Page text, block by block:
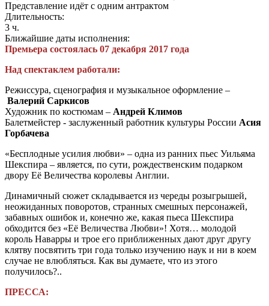
Представление идёт с одним антрактом
Длительность:
3 ч.
Ближайшие даты исполнения:
Премьера состоялась 07 декабря 2017 года
Над спектаклем работали:
Режиссура, сценография и музыкальное оформление –
Валерий Саркисов
Художник по костюмам – Андрей Климов
Балетмейстер - заслуженный работник культуры России Асия
Горбачева
«Бесплодные усилия любви» – одна из ранних пьес Уильяма
Шекспира – является, по сути, рождественским подарком
двору Её Величества королевы Англии.
Динамичный сюжет складывается из череды розыгрышей,
неожиданных поворотов, странных смешных персонажей,
забавных ошибок и, конечно же, какая пьеса Шекспира
обходится без «Её Величества Любви»! Хотя… молодой
король Наварры и трое его приближенных дают друг другу
клятву посвятить три года только изучению наук и ни в коем
случае не влюбляться. Как вы думаете, что из этого
получилось?..
ПРЕССА: